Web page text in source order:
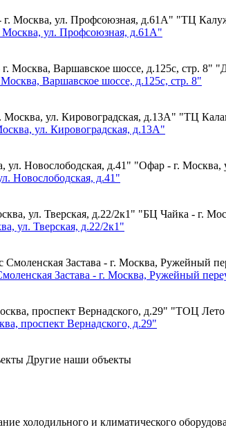
"ТЦ
ул. Профсоюзная, д.61А"
Варшавское шоссе, д.125с, стр. 8"
"ТЦ
ул. Кировоградская, д.13А"
"Офар - г. Москва,
Новослободская, д.41"
"БЦ Чайка - г.
ул. Тверская, д.22/2к1"
Застава - г. Москва, Ружейный
"ТОЦ Лето
проспект Вернадского, д.29"
Другие наши объекты
холодильного и климатического